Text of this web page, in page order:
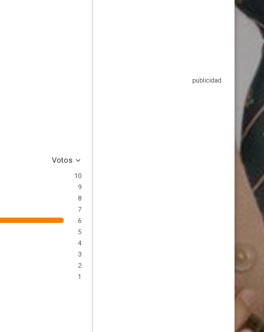
Votos
10
9
8
7
6
5
4
3
2
1